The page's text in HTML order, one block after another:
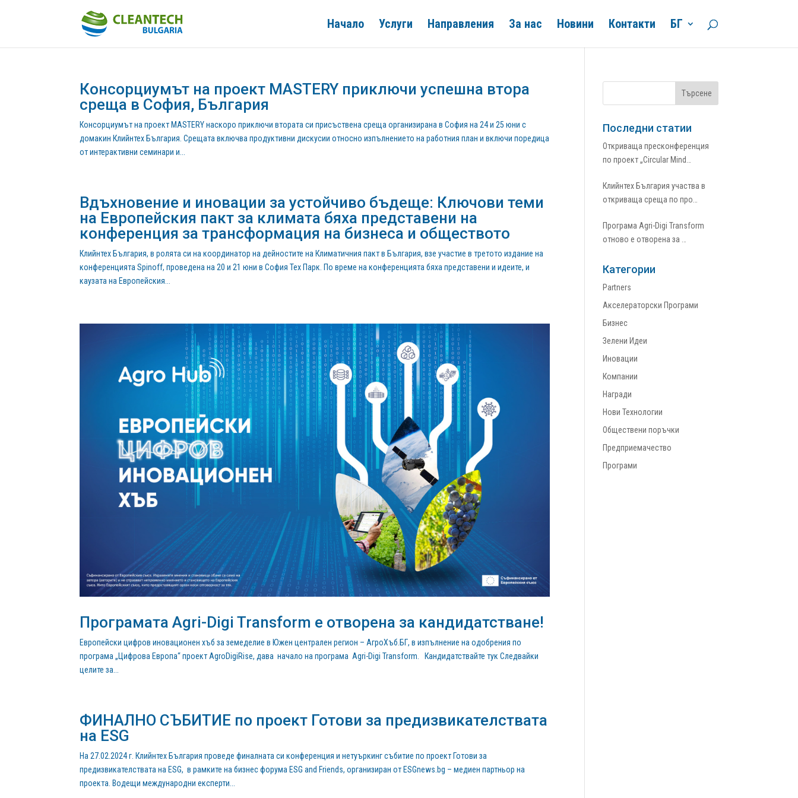
Начало Услуги Направления За нас Новини Контакти БГ
Консорциумът на проект MASTERY приключи успешна втора
среща в София, България
Консорциумът на проект MASTERY наскоро приключи втората си присъствена среща организирана в София на 24 и 25 юни с
домакин Клийнтех България. Срещата включва продуктивни дискусии относно изпълнението на работния план и включи поредица
от интерактивни семинари и...
Вдъхновение и иновации за устойчиво бъдеще: Ключови теми
на Европейския пакт за климата бяха представени на
конференция за трансформация на бизнеса и обществото
Клийнтех България, в ролята си на координатор на дейностите на Климатичния пакт в България, взе участие в третото издание на
конференцията Spinoff, проведена на 20 и 21 юни в София Тех Парк. По време на конференцията бяха представени и идеите, и
каузата на Европейския...
Програмата Agri-Digi Transform е отворена за кандидатстване!
Европейски цифров иновационен хъб за земеделие в Южен централен регион – АгроХъб.БГ, в изпълнение на одобрения по
програма „Цифрова Европа“ проект AgroDigiRise, дава начало на програма Agri-Digi Transform. Кандидатствайте тук Следвайки
целите за...
ФИНАЛНО СЪБИТИЕ по проект Готови за предизвикателствата
на ESG
На 27.02.2024 г. Клийнтех България проведе финалната си конференция и нетуъркинг събитие по проект Готови за
предизвикателствата на ESG, в рамките на бизнес форума ESG and Friends, организиран от ESGnews.bg – медиен партньор на
проекта. Водещи международни експерти...
Последни статии
Откриваща пресконференция
по проект „Circular Mind…
Клийнтех България участва в
откриваща среща по про…
Програма Agri-Digi Transform
отново е отворена за …
Категории
Partners
Акселераторски Програми
Бизнес
Зелени Идеи
Иновации
Компании
Награди
Нови Технологии
Обществени поръчки
Предприемачество
Програми